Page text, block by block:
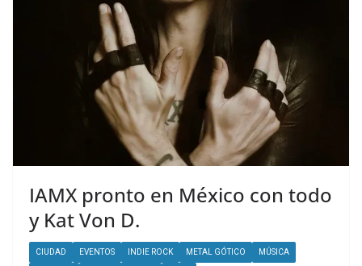
IAMX pronto en México con todo
y Kat Von D.
CIUDAD EVENTOS INDIE ROCK METAL GÓTICO MÚSICA